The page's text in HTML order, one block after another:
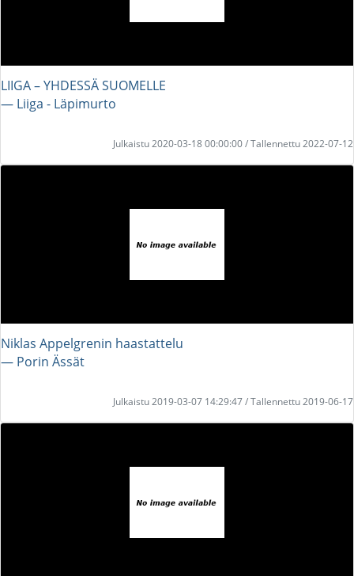
LIIGA – YHDESSÄ SUOMELLE
― Liiga - Läpimurto
Julkaistu 2020-03-18 00:00:00 / Tallennettu 2022-07-12
Niklas Appelgrenin haastattelu
― Porin Ässät
Julkaistu 2019-03-07 14:29:47 / Tallennettu 2019-06-17